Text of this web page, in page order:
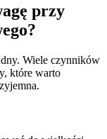
przy
Wiele czynników
które warto